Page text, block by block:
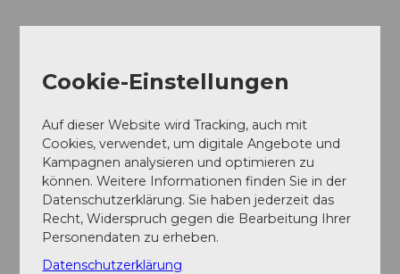
Veranstaltung
Sehenswertes
Touren
Cookie-Einstellungen
Auf dieser Website wird Tracking, auch mit
Cookies, verwendet, um digitale Angebote und
Kampagnen analysieren und optimieren zu
können. Weitere Informationen finden Sie in der
Datenschutzerklärung. Sie haben jederzeit das
Recht, Widerspruch gegen die Bearbeitung Ihrer
Personendaten zu erheben.
Datenschutzerklärung